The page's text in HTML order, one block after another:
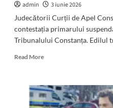
admin
3 iunie 2026
Judecătorii Curții de Apel
contestația primarului
Tribunalului Constanța. Edilul
Read MoreRead
A
pierdut
Cristian